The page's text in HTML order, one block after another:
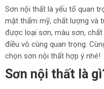
Sơn nội thất là yếu tố quan
mặt thẩm mỹ, chất lượng và
được loại sơn, màu sơn,
điều vô cùng quan trọng.
chọn sơn nội thất hợp ý nhé!
Sơn nội thất là